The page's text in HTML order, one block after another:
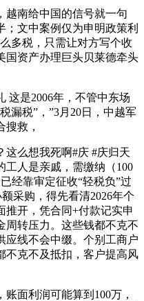
南给中国的信号就一句
文中案例仅为申明政策利
多税，只需让对方写个收
国资产办理巨头贝莱德牵头
是2006年，不管中东场
漏税”，”3月20日，中越军
救，
么想我死啊#庆 #庆归天
工人是亲戚，需缴纳（100
经靠审定征收“轻税负”过
采购，得先看清2026年个
推开，凭合同+付款记实申
周转压力。这些钱都不克不
应线不会中缀。个别工商户
不克不及抵扣，客户提高风
面利润可能算到100万，